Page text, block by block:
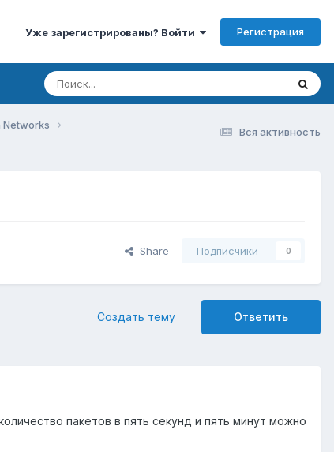
Уже зарегистрированы? Войти Регистрация
Вся активность
Share Подписчики 0
Ответить
Создать тему
пакетов в пять секунд и пять минут можно